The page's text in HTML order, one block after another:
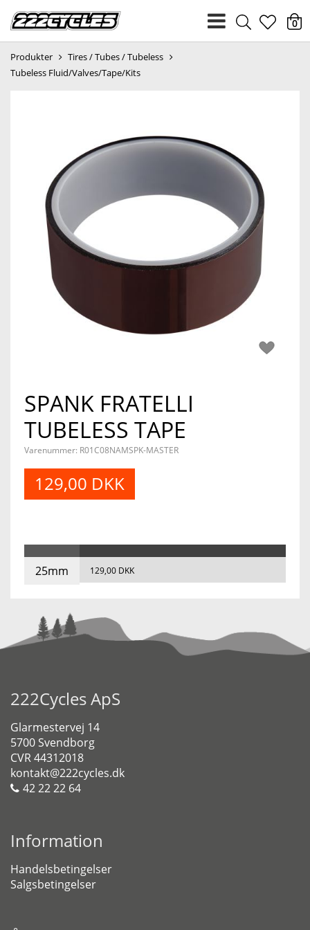
heart
0
Produkter
Tires / Tubes / Tubeless
Tubeless Fluid/Valves/Tape/Kits
SPANK FRATELLI
TUBELESS TAPE
Varenummer: R01C08NAMSPK-MASTER
129,00 DKK
25mm 129,00 DKK
222Cycles ApS
Glarmestervej 14
5700 Svendborg
CVR 44312018
kontakt@222cycles.dk
42 22 22 64
Information
Handelsbetingelser
Salgsbetingelser